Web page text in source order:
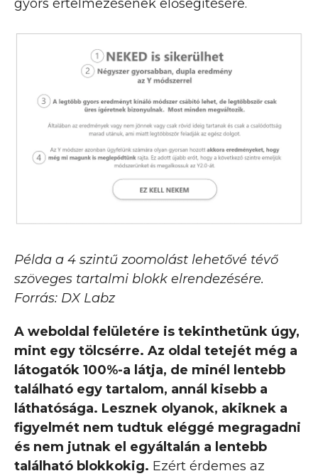
gyors értelmezésének elősegítésére.
Példa a 4 szintű zoomolást lehetővé tévő
szöveges tartalmi blokk elrendezésére.
Forrás: DX Labz
A weboldal felületére is tekinthetünk úgy,
mint egy tölcsérre. Az oldal tetejét még a
látogatók 100%-a látja, de minél lentebb
található egy tartalom, annál kisebb a
láthatósága. Lesznek olyanok, akiknek a
figyelmét nem tudtuk eléggé megragadni
és nem jutnak el egyáltalán a lentebb
található blokkokig. Ezért érdemes az